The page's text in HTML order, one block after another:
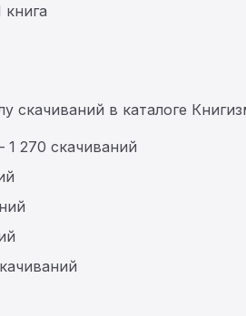
скачиваний в каталоге
1 270 скачиваний